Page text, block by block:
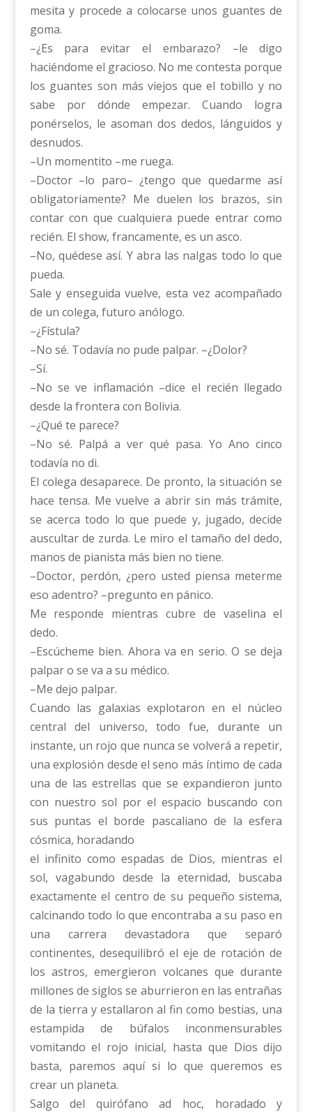
mesita y procede a colocarse unos guantes de
goma.
–¿Es para evitar el embarazo? –le digo
haciéndome el gracioso. No me contesta porque
los guantes son más viejos que el tobillo y no
sabe por dónde empezar. Cuando logra
ponérselos, le asoman dos dedos, lánguidos y
desnudos.
–Un momentito –me ruega.
–Doctor –lo paro– ¿tengo que quedarme así
obligatoriamente? Me duelen los brazos, sin
contar con que cualquiera puede entrar como
recién. El show, francamente, es un asco.
–No, quédese así. Y abra las nalgas todo lo que
pueda.
Sale y enseguida vuelve, esta vez acompañado
de un colega, futuro anólogo.
–¿Fístula?
–No sé. Todavía no pude palpar. –¿Dolor?
–Sí.
–No se ve inflamación –dice el recién llegado
desde la frontera con Bolivia.
–¿Qué te parece?
–No sé. Palpá a ver qué pasa. Yo Ano cinco
todavía no di.
El colega desaparece. De pronto, la situación se
hace tensa. Me vuelve a abrir sin más trámite,
se acerca todo lo que puede y, jugado, decide
auscultar de zurda. Le miro el tamaño del dedo,
manos de pianista más bien no tiene.
–Doctor, perdón, ¿pero usted piensa meterme
eso adentro? –pregunto en pánico.
Me responde mientras cubre de vaselina el
dedo.
–Escúcheme bien. Ahora va en serio. O se deja
palpar o se va a su médico.
–Me dejo palpar.
Cuando las galaxias explotaron en el núcleo
central del universo, todo fue, durante un
instante, un rojo que nunca se volverá a repetir,
una explosión desde el seno más íntimo de cada
una de las estrellas que se expandieron junto
con nuestro sol por el espacio buscando con
sus puntas el borde pascaliano de la esfera
cósmica, horadando
el infinito como espadas de Dios, mientras el
sol, vagabundo desde la eternidad, buscaba
exactamente el centro de su pequeño sistema,
calcinando todo lo que encontraba a su paso en
una carrera devastadora que separó
continentes, desequilibró el eje de rotación de
los astros, emergieron volcanes que durante
millones de siglos se aburrieron en las entrañas
de la tierra y estallaron al fin como bestias, una
estampida de búfalos inconmensurables
vomitando el rojo inicial, hasta que Dios dijo
basta, paremos aquí si lo que queremos es
crear un planeta.
Salgo del quirófano ad hoc, horadado y